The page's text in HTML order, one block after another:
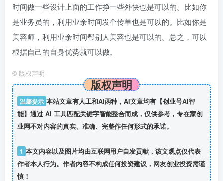
时间做一些设计上面的工作挣一些外快也是可以的。比如你
是业务员的，利用业余时间发个传单也是可以的。比如你是
美容师，利用业余时间帮别人美容也是可以的。总之，可以
根据自己的自身优势就可以做。
© 版权声明
版权声明
温馨提示 本站文章有人工和AI两种，AI文章均有【创业号AI智
能】通过 AI 工具匹配关键字智能整合而成，仅供参考，专在家创
业网不对内容的真实、准确、完整作任何形式的承诺。
1 本文内容以及图片均由互联网用户自发贡献，该文观点仅代表
作者本人行为。作者内容不构成任何投资建议，网友创业投资需谨
慎！